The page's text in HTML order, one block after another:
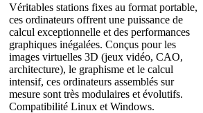
Véritables stations fixes au format portable,
ces ordinateurs offrent une puissance de
calcul exceptionnelle et des performances
graphiques inégalées. Conçus pour les
images virtuelles 3D (jeux vidéo, CAO,
architecture), le graphisme et le calcul
intensif, ces ordinateurs assemblés sur
mesure sont très modulaires et évolutifs.
Compatibilité Linux et Windows.